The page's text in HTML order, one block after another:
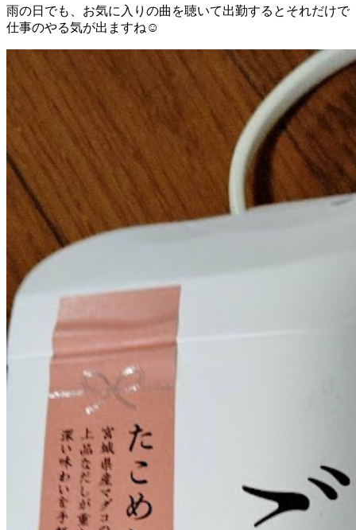
雨の日でも、お気に入りの曲を聴いて出勤するとそれだけで
仕事のやる気が出ますね☺️